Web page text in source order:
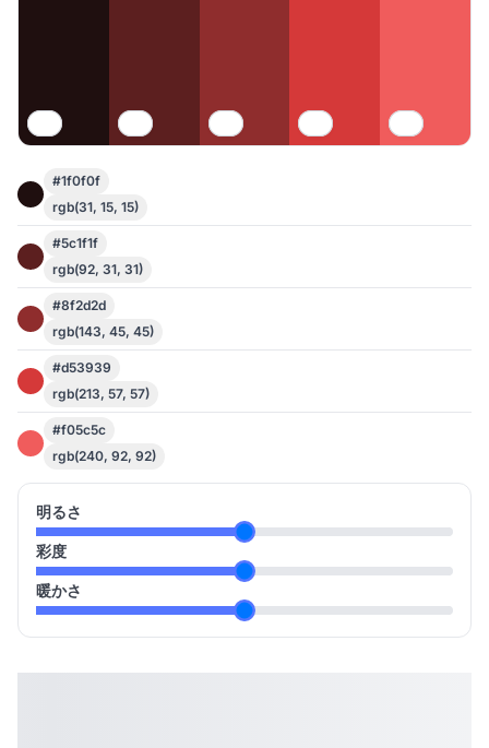
#1f0f0f
rgb(31, 15, 15)
#5c1f1f
rgb(92, 31, 31)
#8f2d2d
rgb(143, 45, 45)
#d53939
rgb(213, 57, 57)
#f05c5c
rgb(240, 92, 92)
明るさ
彩度
暖かさ